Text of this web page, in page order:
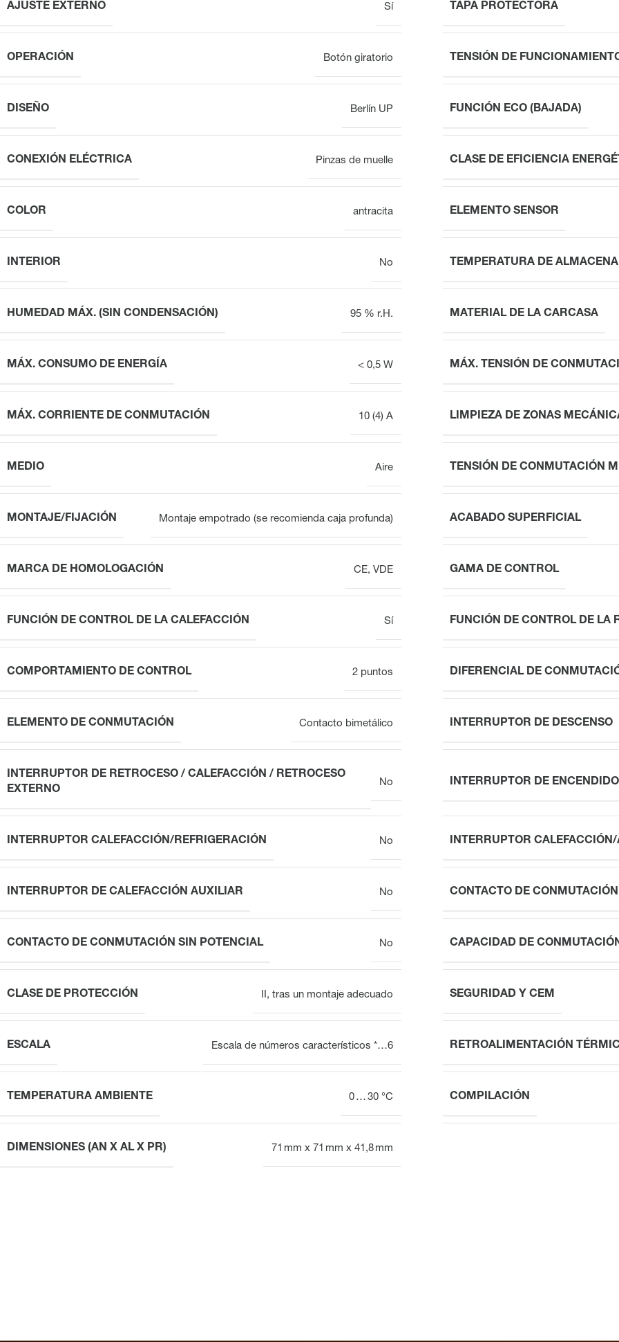
AJUSTE EXTERNO Sí TAPA PROTECTORA
OPERACIÓN Botón giratorio TENSIÓN DE
DISEÑO Berlín UP FUNCIÓN ECO (BAJADA)
CONEXIÓN ELÉCTRICA Pinzas de muelle CLASE DE EFICIENCIA
COLOR antracita ELEMENTO SENSOR
INTERIOR No TEMPERATURA DE
HUMEDAD MÁX. (SIN CONDENSACIÓN) 95 % r.H. MATERIAL DE LA CARCASA
MÁX. CONSUMO DE ENERGÍA < 0,5 W MÁX. TENSIÓN DE
MÁX. CORRIENTE DE CONMUTACIÓN 10 (4) A LIMPIEZA DE ZONAS
MEDIO Aire TENSIÓN DE CONMUTACIÓN
MONTAJE/FIJACIÓN Montaje empotrado (se recomienda caja profunda) ACABADO SUPERFICIAL
MARCA DE HOMOLOGACIÓN CE, VDE GAMA DE CONTROL
FUNCIÓN DE CONTROL DE LA CALEFACCIÓN Sí FUNCIÓN DE CONTROL DE LA
COMPORTAMIENTO DE CONTROL 2 puntos DIFERENCIAL DE
ELEMENTO DE CONMUTACIÓN Contacto bimetálico INTERRUPTOR DE DESCENSO
INTERRUPTOR DE RETROCESO / CALEFACCIÓN / RETROCESO
EXTERNO
No INTERRUPTOR DE
INTERRUPTOR CALEFACCIÓN/REFRIGERACIÓN No INTERRUPTOR
INTERRUPTOR DE CALEFACCIÓN AUXILIAR No CONTACTO DE CONMUTACIÓN
CONTACTO DE CONMUTACIÓN SIN POTENCIAL No CAPACIDAD DE
CLASE DE PROTECCIÓN II, tras un montaje adecuado SEGURIDAD Y CEM
ESCALA Escala de números característicos *…6 RETROALIMENTACIÓN
TEMPERATURA AMBIENTE 0 … 30 °C COMPILACIÓN
DIMENSIONES (AN X AL X PR) 71 mm x 71 mm x 41,8 mm